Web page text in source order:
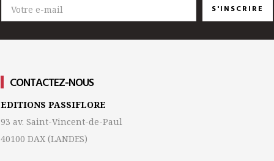
S'INSCRIRE
CONTACTEZ-NOUS
EDITIONS PASSIFLORE
93 av. Saint-Vincent-de-Paul
40100 DAX (LANDES)